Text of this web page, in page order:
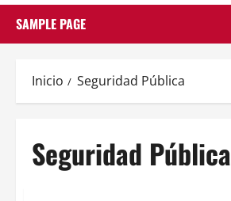
SAMPLE PAGE
Inicio Seguridad Pública
Seguridad Pública